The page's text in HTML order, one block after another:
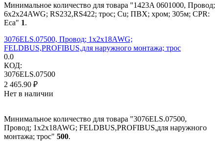
Минимальное количество для товара "1423A 0601000, Провод;
6x2x24AWG; RS232,RS422; трос; Cu; ПВХ; хром; 305м; CPR:
Eca" 1.
3076ELS.07500, Провод; 1x2x18AWG;
FELDBUS,PROFIBUS,для наружного монтажа; трос
0.0
КОД:
3076ELS.07500
2 465.90 ₽
Нет в наличии
Минимальное количество для товара "3076ELS.07500,
Провод; 1x2x18AWG; FELDBUS,PROFIBUS,для наружного
монтажа; трос" 500.